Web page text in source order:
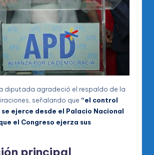
diputada agradeció el respaldo de la
señalando que “el control
ejerce desde el Palacio Nacional
el Congreso ejerza sus
principal